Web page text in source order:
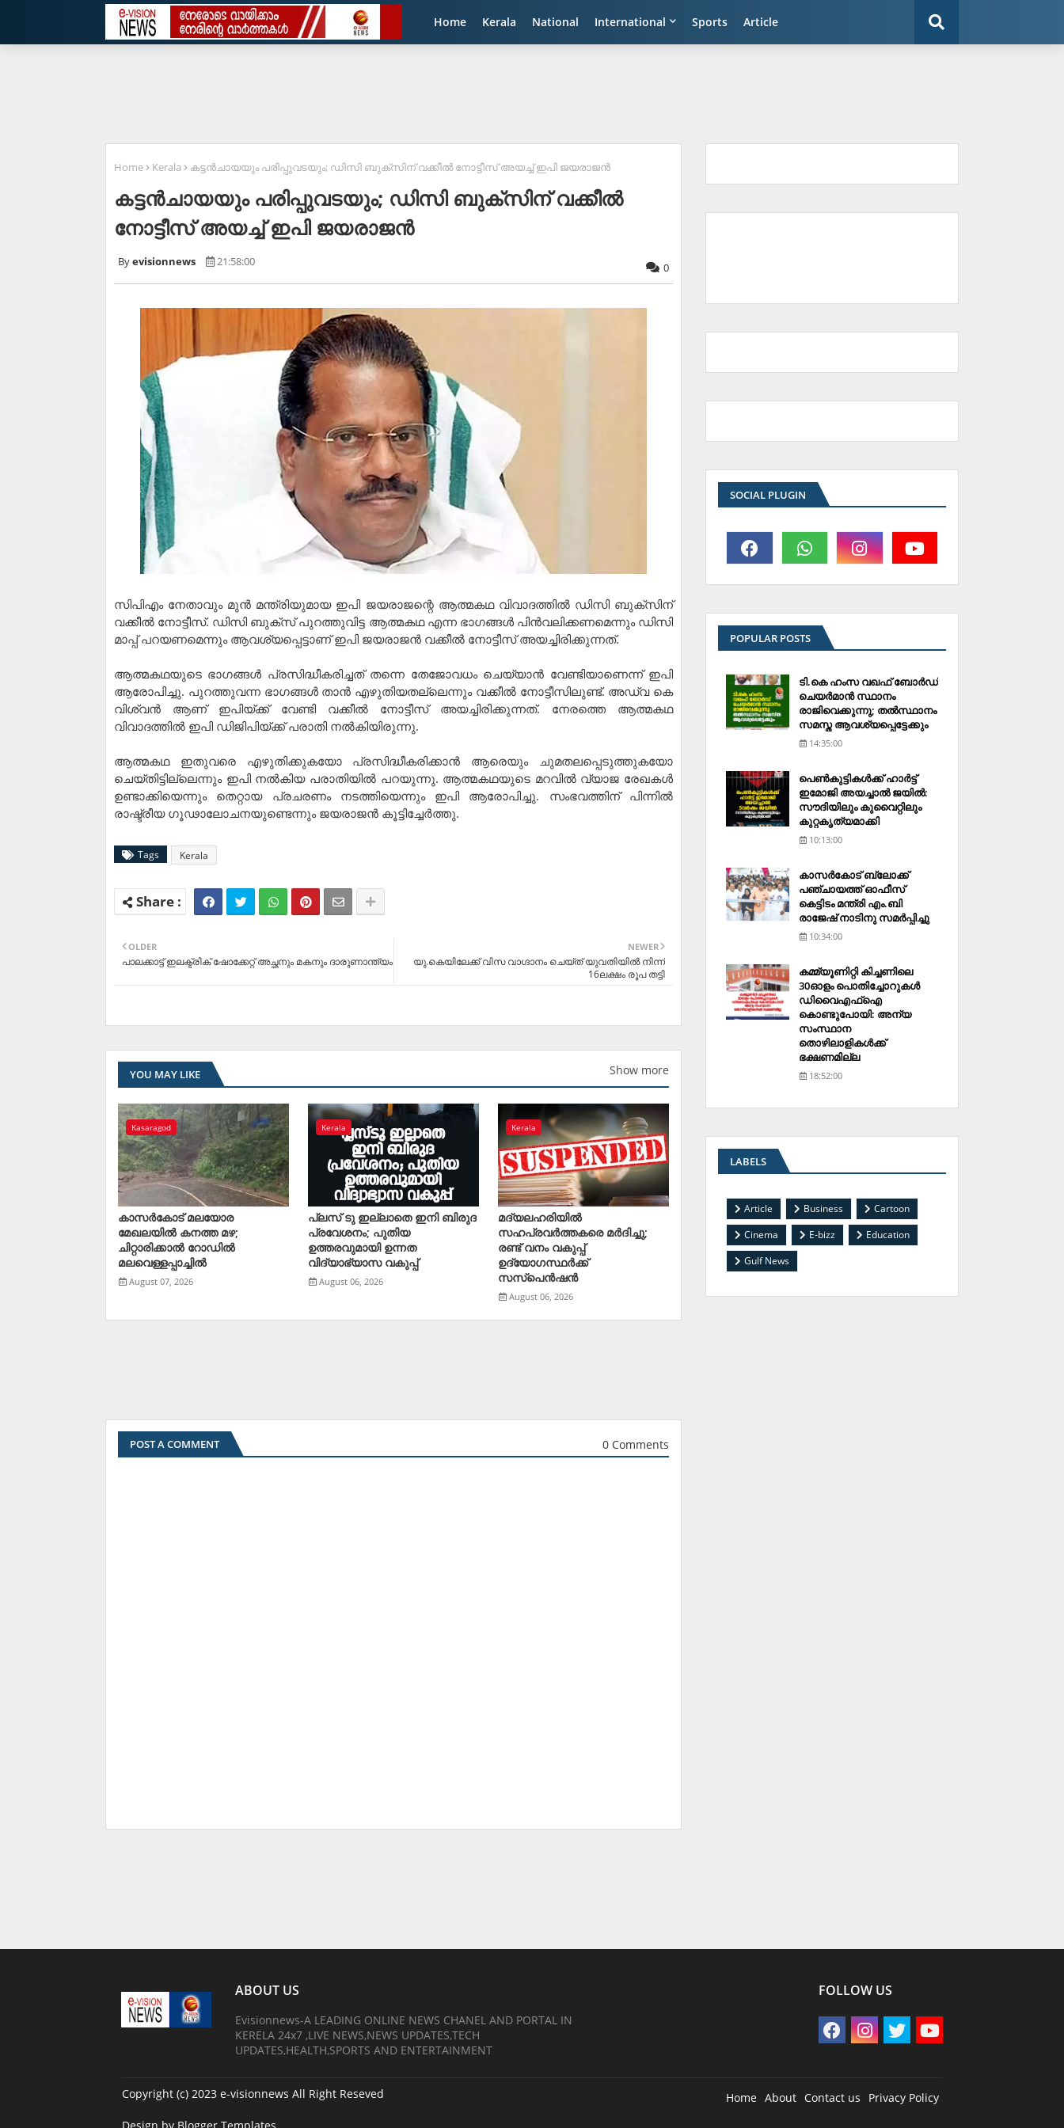
Home Kerala National International Sports Article
Home Kerala കട്ടന്‍ചായയും പരിപ്പുവടയും; ഡിസി ബുക്‌സിന് വക്കീല്‍ നോട്ടീസ് അയച്ച് ഇപി ജയരാജന്‍
കട്ടന്‍ചായയും പരിപ്പുവടയും; ഡിസി ബുക്‌സിന് വക്കീല്‍
നോട്ടീസ് അയച്ച് ഇപി ജയരാജന്‍
evisionnews 21:58:00 0
സിപിഎം നേതാവും മുന്‍ മന്ത്രിയുമായ ഇപി ജയരാജന്റെ ആത്മകഥ വിവാദത്തില്‍ ഡിസി ബുക്‌സിന്
വക്കീല്‍ നോട്ടീസ്. ഡിസി ബുക്‌സ് പുറത്തുവിട്ട ആത്മകഥ എന്ന ഭാഗങ്ങള്‍ പിന്‍വലിക്കണമെന്നും ഡിസി
മാപ്പ് പറയണമെന്നും ആവശ്യപ്പെട്ടാണ് ഇപി ജയരാജന്‍ വക്കീല്‍ നോട്ടീസ് അയച്ചിരിക്കുന്നത്.
ആത്മകഥയുടെ ഭാഗങ്ങള്‍ പ്രസിദ്ധീകരിച്ചത് തന്നെ തേജോവധം ചെയ്യാന്‍ വേണ്ടിയാണെന്ന് ഇപി
ആരോപിച്ചു. പുറത്തുവന്ന ഭാഗങ്ങള്‍ താന്‍ എഴുതിയതല്ലെന്നും വക്കീല്‍ നോട്ടീസിലുണ്ട്. അഡ്വ കെ
വിശ്വന്‍ ആണ് ഇപിയ്ക്ക് വേണ്ടി വക്കീല്‍ നോട്ടീസ് അയച്ചിരിക്കുന്നത്. നേരത്തെ ആത്മകഥ
വിവാദത്തില്‍ ഇപി ഡിജിപിയ്ക്ക് പരാതി നല്‍കിയിരുന്നു.
ആത്മകഥ ഇതുവരെ എഴുതിക്കുകയോ പ്രസിദ്ധീകരിക്കാന്‍ ആരെയും ചുമതലപ്പെടുത്തുകയോ
ചെയ്തിട്ടില്ലെന്നും ഇപി നല്‍കിയ പരാതിയില്‍ പറയുന്നു. ആത്മകഥയുടെ മറവില്‍ വ്യാജ രേഖകള്‍
ഉണ്ടാക്കിയെന്നും തെറ്റായ പ്രചരണം നടത്തിയെന്നും ഇപി ആരോപിച്ചു. സംഭവത്തിന് പിന്നില്‍
രാഷ്ട്രീയ ഗൂഢാലോചനയുണ്ടെന്നും ജയരാജന്‍ കൂട്ടിച്ചേര്‍ത്തു.
Tags Kerala
NEWER
യു.കെയിലേക്ക് വിസ വാഗ്ദാനം ചെയ്ത് യുവതിയില്‍ നിന്ന്
16ലക്ഷം രൂപ തട്ടി
OLDER
പാലക്കാട്ട് ഇലക്ട്രിക് ഷോക്കേറ്റ് അച്ഛനും മകനും ദാരുണാന്ത്യം
YOU MAY LIKE Show more
Kasaragod
കാസര്‍കോട് മലയോര
മേഖലയില്‍ കനത്ത മഴ;
ചിറ്റാരിക്കാല്‍ റോഡില്‍
മലവെള്ളപ്പാച്ചില്‍
August 07, 2026
Kerala
പ്ലസ് ടു ഇല്ലാതെ ഇനി ബിരുദ
പ്രവേശനം; പുതിയ
ഉത്തരവുമായി ഉന്നത
വിദ്യാഭ്യാസ വകുപ്പ്
August 06, 2026
Kerala
മദ്യലഹരിയിൽ
സഹപ്രവർത്തകരെ മര്‍ദിച്ചു;
രണ്ട് വനം വകുപ്പ്
ഉദ്യോഗസ്ഥര്‍ക്ക്
സസ്‌പെന്‍ഷന്‍
August 06, 2026
POST A COMMENT 0 Comments
SOCIAL PLUGIN
POPULAR POSTS
ടി.കെ ഹംസ വഖഫ് ബോര്‍ഡ്
ചെയര്‍മാന്‍ സ്ഥാനം
രാജിവെക്കുന്നു; തല്‍സ്ഥാനം
സമസ്ത ആവശ്യപ്പെട്ടേക്കും
14:35:00
പെണ്‍കുട്ടികള്‍ക്ക് ഹാര്‍ട്ട്
ഇമോജി അയച്ചാല്‍ ജയില്‍:
സൗദിയിലും കുവൈറ്റിലും
കുറ്റകൃത്യമാക്കി
10:13:00
കാസര്‍കോട് ബ്ലോക്ക്
പഞ്ചായത്ത് ഓഫീസ്
കെട്ടിടം മന്ത്രി എം.ബി
രാജേഷ് നാടിനു സമര്‍പ്പിച്ചു
10:34:00
കമ്മ്യൂണിറ്റി കിച്ചണിലെ
30ഓളം പൊതിച്ചോറുകള്‍
ഡിവൈഎഫ്‌ഐ
കൊണ്ടുപോയി: അന്യ
സംസ്ഥാന
തൊഴിലാളികള്‍ക്ക്
ഭക്ഷണമില്ല
18:52:00
LABELS
Article Business
Cartoon
Cinema
E-bizz
Education
Gulf News
ABOUT US
Evisionnews-A LEADING ONLINE NEWS CHANEL AND PORTAL IN
KERELA 24x7 ,LIVE NEWS,NEWS UPDATES,TECH
UPDATES,HEALTH,SPORTS AND ENTERTAINMENT
FOLLOW US
Home About Contact us Privacy Policy
Copyright (c) 2023 e-visionnews All Right Reseved